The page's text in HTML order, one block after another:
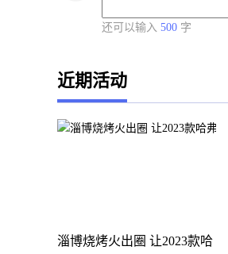
还可以输入 500 字
近期活动
淄博烧烤火出圈 让2023款哈